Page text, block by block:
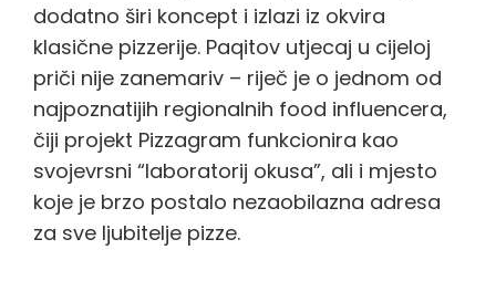
dodatno širi koncept i izlazi iz okvira
klasične pizzerije. Paqitov utjecaj u cijeloj
priči nije zanemariv – riječ je o jednom od
najpoznatijih regionalnih food influencera,
čiji projekt Pizzagram funkcionira kao
svojevrsni “laboratorij okusa”, ali i mjesto
koje je brzo postalo nezaobilazna adresa
za sve ljubitelje pizze.